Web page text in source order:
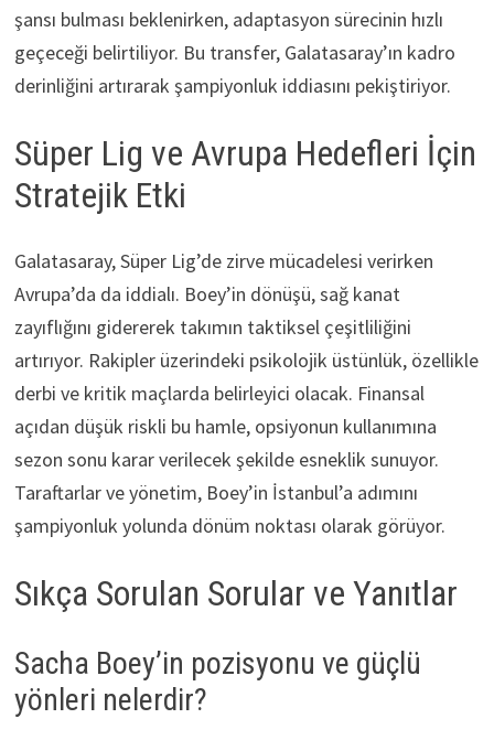
şansı bulması beklenirken, adaptasyon sürecinin hızlı
geçeceği belirtiliyor. Bu transfer, Galatasaray’ın kadro
derinliğini artırarak şampiyonluk iddiasını pekiştiriyor.
Süper Lig ve Avrupa Hedefleri İçin
Stratejik Etki
Galatasaray, Süper Lig’de zirve mücadelesi verirken
Avrupa’da da iddialı. Boey’in dönüşü, sağ kanat
zayıflığını gidererek takımın taktiksel çeşitliliğini
artırıyor. Rakipler üzerindeki psikolojik üstünlük, özellikle
derbi ve kritik maçlarda belirleyici olacak. Finansal
açıdan düşük riskli bu hamle, opsiyonun kullanımına
sezon sonu karar verilecek şekilde esneklik sunuyor.
Taraftarlar ve yönetim, Boey’in İstanbul’a adımını
şampiyonluk yolunda dönüm noktası olarak görüyor.
Sıkça Sorulan Sorular ve Yanıtlar
Sacha Boey’in pozisyonu ve güçlü
yönleri nelerdir?